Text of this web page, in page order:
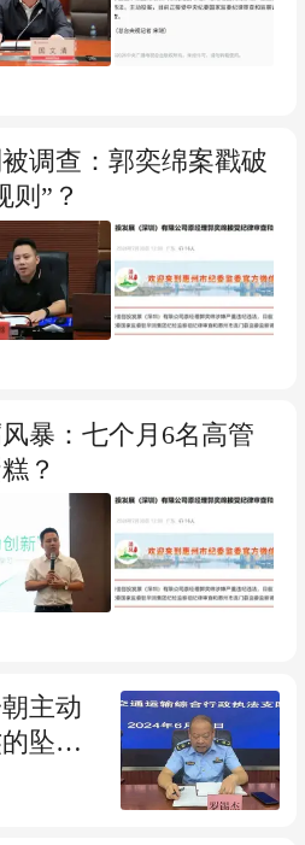
调查：郭奕绵案戳破
则”？
暴：七个月6名高管
？
主动
坠落